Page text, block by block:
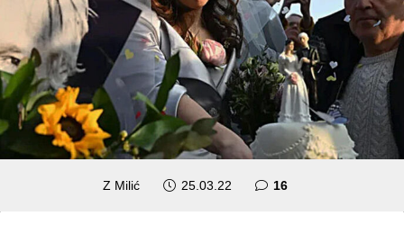
Z Milić 25.03.22 16komentara